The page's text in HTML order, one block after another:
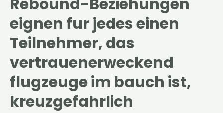
Rebound-Beziehungen
eignen fur jedes einen
Teilnehmer, das
vertrauenerweckend
flugzeuge im bauch ist,
kreuzgefahrlich
Beziehungen
eignen
einen
Teilnehmer,
das
vertrauenerweckend
flugzeuge